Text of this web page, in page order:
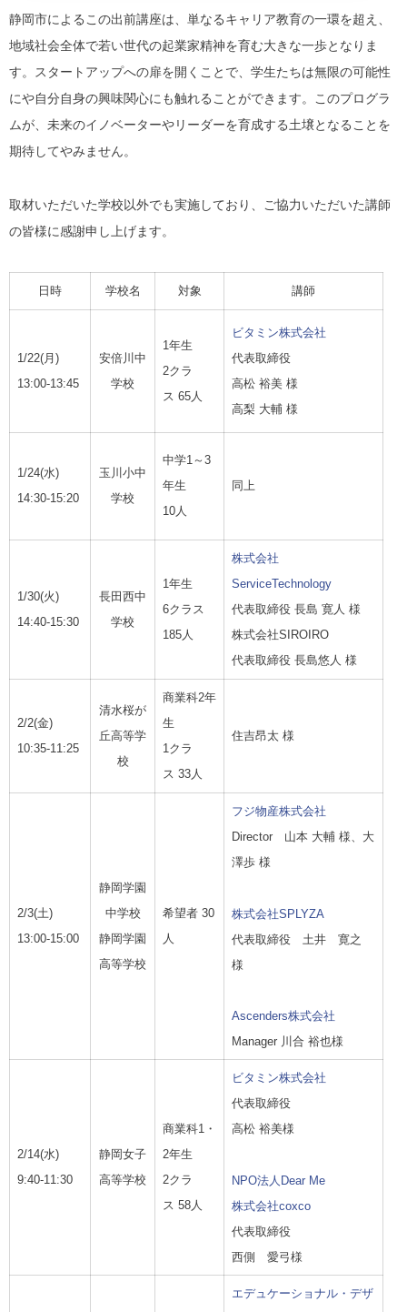
静岡市によるこの出前講座は、単なるキャリア教育の一環を超え、
地域社会全体で若い世代の起業家精神を育む大きな一歩となりま
す。スタートアップへの扉を開くことで、学生たちは無限の可能性
にや自分自身の興味関心にも触れることができます。このプログラ
ムが、未来のイノベーターやリーダーを育成する土壌となることを
期待してやみません。
取材いただいた学校以外でも実施しており、ご協力いただいた講師
の皆様に感謝申し上げます。
日時 学校名 対象 講師
1/22(月 )
13:00-13:45
安倍川中
学校
1年生
2クラ
ス 65人
ビタミン株式会社
代表取締役
高松 裕美 様
高梨 大輔 様
1/24(水)
14:30-15:20
玉川小中
学校
中学1～3
年生
10人
同上
1/30(火)
14:40-15:30
長田西中
学校
1年生
6クラス
185人
株式会社
ServiceTechnology
代表取締役 長島 寛人 様
株式会社SIROIRO
代表取締役 長島悠人 様
2/2(金)
10:35-11:25
清水桜が
丘高等学
校
商業科2年
生
1クラ
ス 33人
住吉昂太 様
2/3(土)
13:00-15:00
静岡学園
中学校
静岡学園
高等学校
希望者 30
人
フジ物産株式会社
Director 山本 大輔 様、大
澤歩 様
株式会社SPLYZA
代表取締役 土井 寛之
様
Ascenders株式会社
Manager 川合 裕也様
2/14(水)
9:40-11:30
静岡女子
高等学校
商業科1・
2年生
2クラ
ス 58人
ビタミン株式会社
代表取締役
高松 裕美様
NPO法人Dear Me
株式会社coxco
代表取締役
西側 愛弓様
エデュケーショナル・ デザ